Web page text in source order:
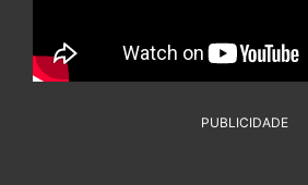
PUBLICIDADE